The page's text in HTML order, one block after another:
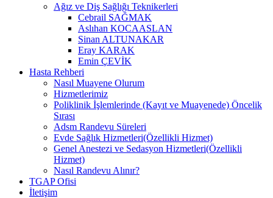
Ağız ve Diş Sağlığı Teknikerleri
Cebrail SAĞMAK
Aslıhan KOCAASLAN
Sinan ALTUNAKAR
Eray KARAK
Emin ÇEVİK
Hasta Rehberi
Nasıl Muayene Olurum
Hizmetlerimiz
Poliklinik İşlemlerinde (Kayıt ve Muayenede) Öncelik
Sırası
Adsm Randevu Süreleri
Evde Sağlık Hizmetleri(Özellikli Hizmet)
Genel Anestezi ve Sedasyon Hizmetleri(Özellikli
Hizmet)
Nasıl Randevu Alınır?
TGAP Ofisi
İletişim